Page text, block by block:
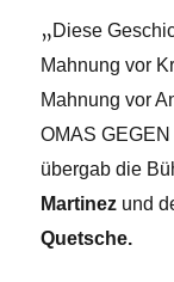
„Diese
Mahnung vor
Mahnung vor
OMAS
übergab die
Martinez und
Quetsche.